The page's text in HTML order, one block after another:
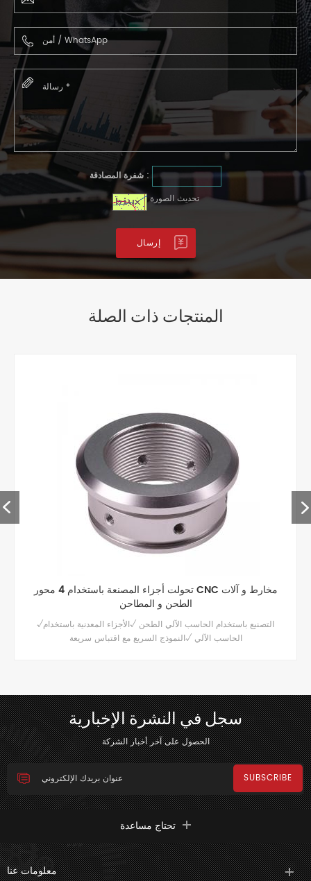
شفرة المصادقة :
تحديث الصورة
المنتجات ذات الصلة
تحولت أجزاء المصنعة باستخدام 4 محور CNC مخارط و آلات
الطحن و المطاحن
√التصنيع باستخدام الحاسب الآلي الطحن √الأجزاء المعدنية باستخدام
الحاسب الآلي √النموذج السريع مع اقتباس سريعة
سجل في النشرة الإخبارية
الحصول على آخر أخبار الشركة
تحتاج مساعدة
معلومات عنا